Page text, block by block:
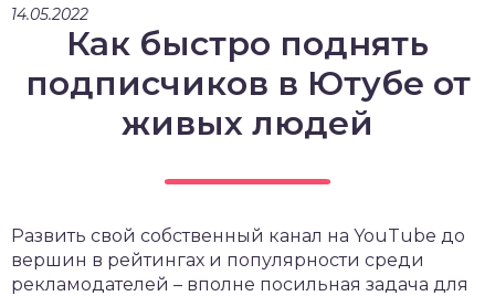
14.05.2022
Как быстро поднять
подписчиков в Ютубе от
живых людей
Развить свой собственный канал на YouTube до
вершин в рейтингах и популярности среди
рекламодателей – вполне посильная задача для